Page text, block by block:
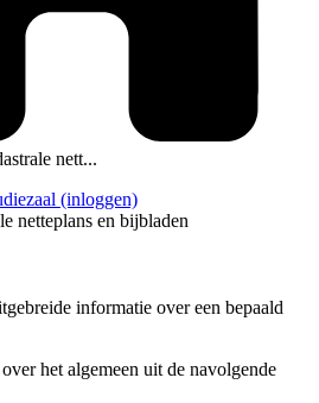
nett...
(inloggen)
netteplans en bijbladen
informatie over een bepaald
het algemeen uit de navolgende